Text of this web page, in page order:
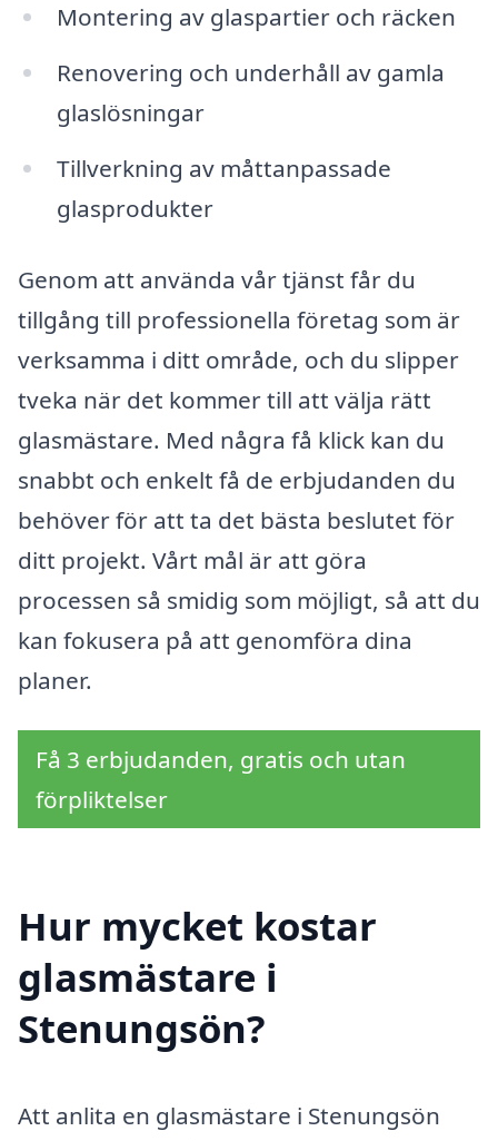
Montering av glaspartier och räcken
Renovering och underhåll av gamla
glaslösningar
Tillverkning av måttanpassade
glasprodukter
Genom att använda vår tjänst får du
tillgång till professionella företag som är
verksamma i ditt område, och du slipper
tveka när det kommer till att välja rätt
glasmästare. Med några få klick kan du
snabbt och enkelt få de erbjudanden du
behöver för att ta det bästa beslutet för
ditt projekt. Vårt mål är att göra
processen så smidig som möjligt, så att du
kan fokusera på att genomföra dina
planer.
Få 3 erbjudanden, gratis och utan
förpliktelser
Hur mycket kostar
glasmästare i
Stenungsön?
Att anlita en glasmästare i Stenungsön